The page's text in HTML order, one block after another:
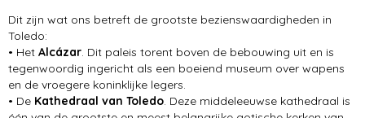
Dit zijn wat ons betreft de grootste bezienswaardigheden in
Toledo:
• Het Alcázar. Dit paleis torent boven de bebouwing uit en is
tegenwoordig ingericht als een boeiend museum over wapens
en de vroegere koninklijke legers.
• De Kathedraal van Toledo. Deze middeleeuwse kathedraal is